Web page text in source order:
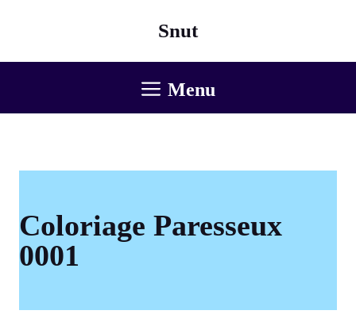
Snut
Menu
Coloriage Paresseux
0001